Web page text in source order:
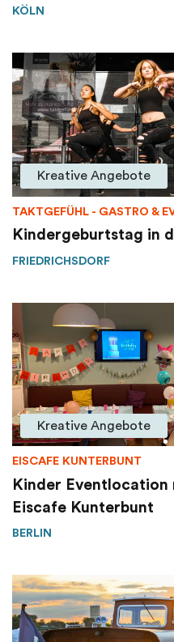
KÖLN
Kreative Angebote
TAKTGEFÜHL - GASTRO &
Kindergeburtstag in
FRIEDRICHSDORF
Kreative Angebote
EISCAFE KUNTERBUNT
Kinder
Eiscafe Kunterbunt
BERLIN